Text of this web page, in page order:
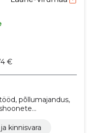
€
põllumajandus,
kinnisvara